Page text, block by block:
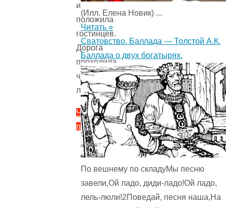
и
положила
гостинцев.
Дорога
проходила
через
лес…
Читать
полностью
"Вниз
по
волшебной
реке
—
(Илл. Елена Новик) ...
Читать »
Сватовство. Баллада — Толстой А.К.
Баллада о двух богатырях.
По вешнему по складуМы песню
завели,Ой ладо, диди-ладо!Ой ладо,
лель-люли!2Поведай, песня наша,На